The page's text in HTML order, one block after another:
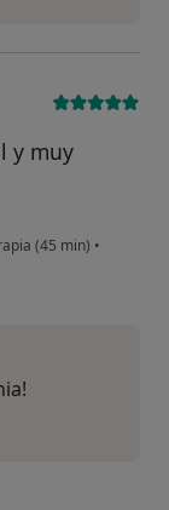
y muy
(45 min) •